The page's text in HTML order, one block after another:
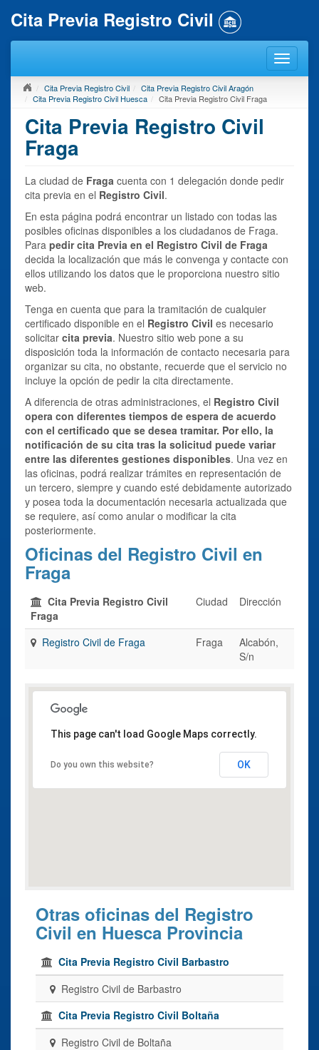
Cita Previa Registro Civil
Cita Previa Registro Civil
Cita Previa Registro Civil Aragón
Cita Previa Registro Civil Huesca
Cita Previa Registro Civil Fraga
Cita Previa Registro Civil
Fraga
La ciudad de Fraga cuenta con 1 delegación donde pedir
cita previa en el Registro Civil.
En esta página podrá encontrar un listado con todas las
posibles oficinas disponibles a los ciudadanos de Fraga.
Para pedir cita Previa en el Registro Civil de Fraga
decida la localización que más le convenga y contacte con
ellos utilizando los datos que le proporciona nuestro sitio
web.
Tenga en cuenta que para la tramitación de cualquier
certificado disponible en el Registro Civil es necesario
solicitar cita previa. Nuestro sitio web pone a su
disposición toda la información de contacto necesaria para
organizar su cita, no obstante, recuerde que el servicio no
incluye la opción de pedir la cita directamente.
A diferencia de otras administraciones, el Registro Civil
opera con diferentes tiempos de espera de acuerdo
con el certificado que se desea tramitar. Por ello, la
notificación de su cita tras la solicitud puede variar
entre las diferentes gestiones disponibles. Una vez en
las oficinas, podrá realizar trámites en representación de
un tercero, siempre y cuando esté debidamente autorizado
y posea toda la documentación necesaria actualizada que
se requiere, así como anular o modificar la cita
posteriormente.
Oficinas del Registro Civil en
Fraga
Cita Previa Registro Civil
Fraga
Ciudad Dirección
Registro Civil de Fraga Fraga
Alcabón,
S/n
This page can't load Google Maps correctly.
Do you own this website? OK
Otras oficinas del Registro
Civil en Huesca Provincia
Cita Previa Registro Civil Barbastro
Registro Civil de Barbastro
Cita Previa Registro Civil Boltaña
Registro Civil de Boltaña